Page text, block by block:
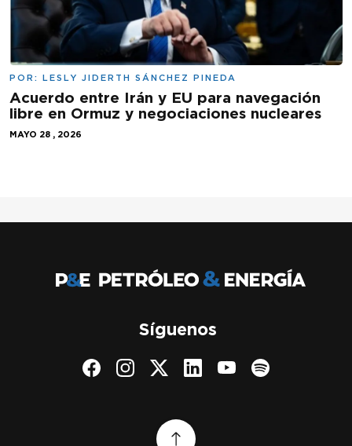
POR: LESLY JIDERTH SÁNCHEZ PINEDA
Acuerdo entre Irán y EU para navegación
libre en Ormuz y negociaciones nucleares
MAYO 28 , 2026
Síguenos